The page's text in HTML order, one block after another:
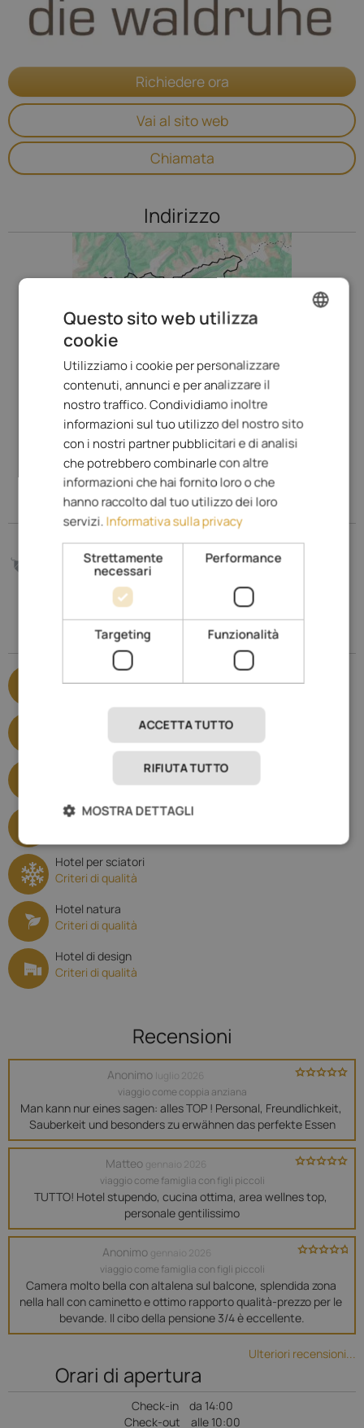
Richiedere ora
Vai al sito web
Chiamata
Indirizzo
Visualizza sulla mappa & Street View
Kofelweg 2
39030Chienes- Plan de Corones
www.diewaldruhe.com
I nostri prezzi
da148,- €
Specializzato per
Hotel per single
Criteri di qualità
Criteri di qualità
Hotel di benessere
Criteri di qualità
Hotel per escursioni
Hotel per sciatori
Criteri di qualità
Hotel natura
Criteri di qualità
Hotel di design
Criteri di qualità
Recensioni
Anonimo luglio 2026
viaggio come coppia anziana
Man kann nur eines sagen: alles TOP ! Personal, Freundlichkeit,
Sauberkeit und besonders zu erwähnen das perfekte Essen
Matteo gennaio 2026
viaggio come famiglia con figli piccoli
TUTTO! Hotel stupendo, cucina ottima, area wellnes top,
personale gentilissimo
Anonimo gennaio 2026
viaggio come famiglia con figli piccoli
Camera molto bella con altalena sul balcone, splendida zona
nella hall con caminetto e ottimo rapporto qualità-prezzo per le
bevande. Il cibo della pensione 3/4 è eccellente.
Ulteriori recensioni...
Orari di apertura
Check-in
da 14:00
Check-out
alle 10:00
ITALIAN
Questo sito web utilizza
cookie
Utilizziamo i cookie per personalizzare
contenuti, annunci e per analizzare il
nostro traffico. Condividiamo inoltre
informazioni sul tuo utilizzo del nostro sito
con i nostri partner pubblicitari e di analisi
che potrebbero combinarle con altre
informazioni che hai fornito loro o che
hanno raccolto dal tuo utilizzo dei loro
servizi.Informativa sulla privacy
Strettamente
necessari
Performance
Targeting Funzionalità
ACCETTA TUTTO
RIFIUTA TUTTO
MOSTRA DETTAGLI